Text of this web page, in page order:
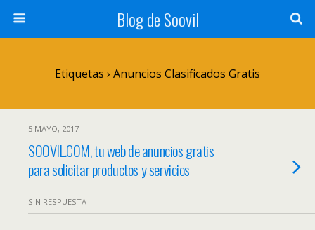
Blog de Soovil
Etiquetas › Anuncios Clasificados Gratis
5 MAYO, 2017
SOOVIL.COM, tu web de anuncios gratis
para solicitar productos y servicios
SIN RESPUESTA